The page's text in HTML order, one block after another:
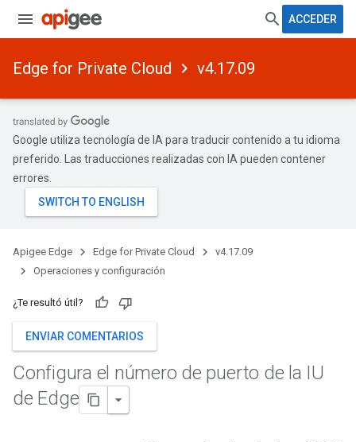
ACCEDER
Edge for Private Cloud v4.17.09
Google utiliza tecnología de IA para traducir contenido a tu idioma
preferido. Las traducciones realizadas con IA pueden contener
errores.
Apigee Edge Edge for Private Cloud
v4.17.09
Operaciones y configuración
¿Te resultó útil?
ENVIAR COMENTARIOS
Configura el número de puerto de la IU
de Edge